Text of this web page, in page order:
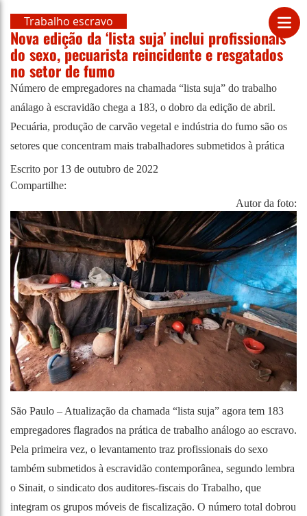
Trabalho escravo
Nova edição da ‘lista suja’ inclui profissionais
do sexo, pecuarista reincidente e resgatados
no setor de fumo
Número de empregadores na chamada “lista suja” do trabalho
análago à escravidão chega a 183, o dobro da edição de abril.
Pecuária, produção de carvão vegetal e indústria do fumo são os
setores que concentram mais trabalhadores submetidos à prática
Escrito por 13 de outubro de 2022
Compartilhe:
Autor da foto:
São Paulo – Atualização da chamada “lista suja” agora tem 183
empregadores flagrados na prática de trabalho análogo ao escravo.
Pela primeira vez, o levantamento traz profissionais do sexo
também submetidos à escravidão contemporânea, segundo lembra
o Sinait, o sindicato dos auditores-fiscais do Trabalho, que
integram os grupos móveis de fiscalização. O número total dobrou